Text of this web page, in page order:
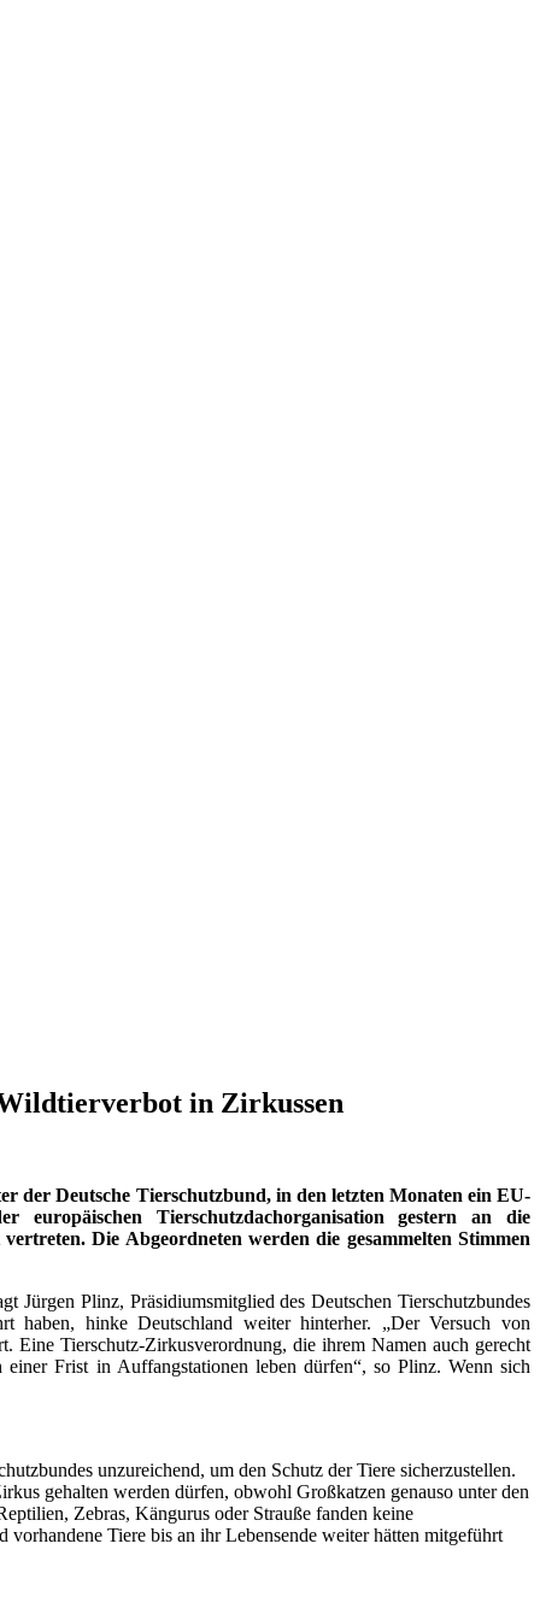
in Zirkussen
der Deutsche Tierschutzbund, in den letzten Monaten ein EU-
Tierschutzdachorganisation gestern an die
Die Abgeordneten werden die gesammelten Stimmen
Jürgen Plinz, Präsidiumsmitglied des Deutschen Tierschutzbundes
haben, hinke Deutschland weiter hinterher. „Der Versuch von
Eine Tierschutz-Zirkusverordnung, die ihrem Namen auch gerecht
Frist in Auffangstationen leben dürfen“, so Plinz. Wenn sich
unzureichend, um den Schutz der Tiere sicherzustellen.
gehalten werden dürfen, obwohl Großkatzen genauso unter den
Zebras, Kängurus oder Strauße fanden keine
Tiere bis an ihr Lebensende weiter hätten mitgeführt